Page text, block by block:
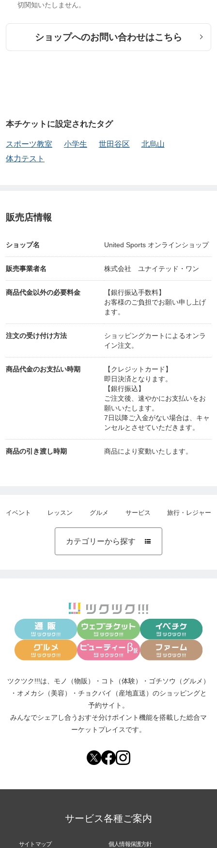
切関知いたしません。
ショップへのお問い合わせはこちら
本チケットに設定されたタグ
スポーツ教室 小学生 世田谷区
北烏山
体力テスト
販売店情報
ショップ名 United Sports オンラインショップ
販売事業者名 株式会社 ユナイテッド・ワン
商品代金以外の必要料金
【銀行振込手数料】
お客様のご負担でお願い申し上げ
ます。
注文の受け付け方法
ショッピングカートによるオンラ
イン注文。
商品代金のお支払い時期
【クレジットカード】
即日決済となります。
【銀行振込】
ご注文後、速やかにお支払いをお
願いいたします。
7日以降ご入金がない場合は、キャ
ンセルとさせていただきます。
商品の引き渡し時期 商品により変動いたします。
イベント レッスン グルメ サービス 旅行・レジャー
カテゴリーから探す 
ツクツク!!!は、 モノ（物販） ・ コト（体験） ・ ゴチソウ（グルメ）
・ オメカシ（美容） ・ チョクバイ（産地直送） のショッピングと
予約サイト。
みんなでシェアし合う おすそ分けポイント機能を搭載した総合マ
ーケットプレイスです。
サービス各種ご案内
サイトマップ 個人情報保護方針